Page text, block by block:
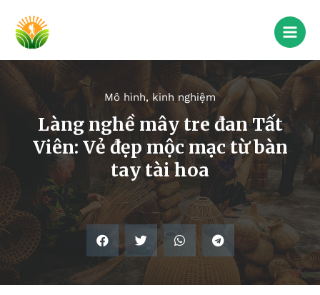
Mô hình, kinh nghiệm
Làng nghề mây tre đan Tất
Viên: Vẻ đẹp mộc mạc từ bàn
tay tài hoa